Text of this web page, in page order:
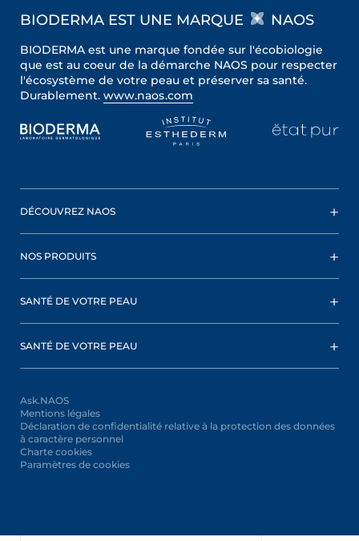
BIODERMA EST UNE MARQUE NAOS
BIODERMA est une marque fondée sur l'écobiologie
que est au coeur de la démarche NAOS pour respecter
l'écosystème de votre peau et préserver sa santé.
Durablement. www.naos.com
DÉCOUVREZ NAOS
NOS PRODUITS
SANTÉ DE VOTRE PEAU
SANTÉ DE VOTRE PEAU
Ask.NAOS
Mentions légales
Déclaration de confidentialité relative à la protection des données
à caractère personnel
Charte cookies
Paramètres de cookies